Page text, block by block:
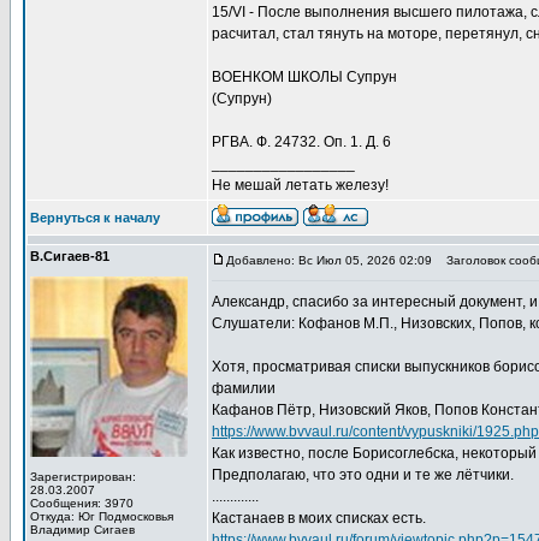
15/VI - После выполнения высшего пилотажа,
расчитал, стал тянуть на моторе, перетянул,
ВОЕНКОМ ШКОЛЫ Супрун
(Супрун)
РГВА. Ф. 24732. Оп. 1. Д. 6
Не мешай летать железу!
Вернуться к началу
В.Сигаев-81
Зарегистрирован:
28.03.2007
Сообщения: 3970
Откуда: Юг Подмосковья
Владимир Сигаев
Добавлено: Вс Июл 05, 2026 02:09 Заголовок
Александр, спасибо за интересный документ,
Слушатели: Кофанов М.П., Низовских, Попов,
Хотя, просматривая списки выпускников
фамилии
Кафанов Пётр, Низовский Яков, Попов
https://www.bvvaul.ru/content/vypuskniki/1925.php
Как известно, после Борисоглебска,
Предполагаю, что это одни и те же лётчики.
.............
Кастанаев в моих списках есть.